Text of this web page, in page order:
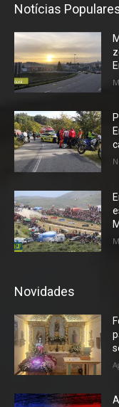
Notícias
Novidades